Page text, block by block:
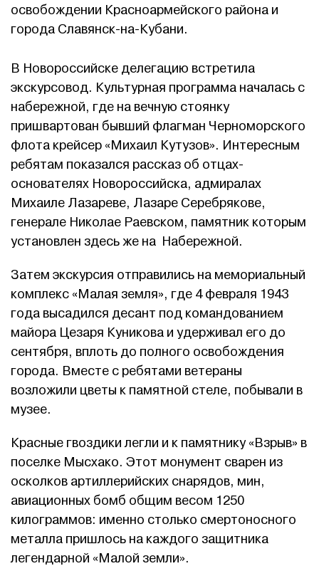
освобождении Красноармейского района и
города Славянск-на-Кубани.
В Новороссийске делегацию встретила
экскурсовод. Культурная программа началась с
набережной, где на вечную стоянку
пришвартован бывший флагман Черноморского
флота крейсер «Михаил Кутузов». Интересным
ребятам показался рассказ об отцах-
основателях Новороссийска, адмиралах
Михаиле Лазареве, Лазаре Серебрякове,
генерале Николае Раевском, памятник которым
установлен здесь же на Набережной.
Затем экскурсия отправились на мемориальный
комплекс «Малая земля», где 4 февраля 1943
года высадился десант под командованием
майора Цезаря Куникова и удерживал его до
сентября, вплоть до полного освобождения
города. Вместе с ребятами ветераны
возложили цветы к памятной стеле, побывали в
музее.
Красные гвоздики легли и к памятнику «Взрыв» в
поселке Мысхако. Этот монумент сварен из
осколков артиллерийских снарядов, мин,
авиационных бомб общим весом 1250
килограммов: именно столько смертоносного
металла пришлось на каждого защитника
легендарной «Малой земли».